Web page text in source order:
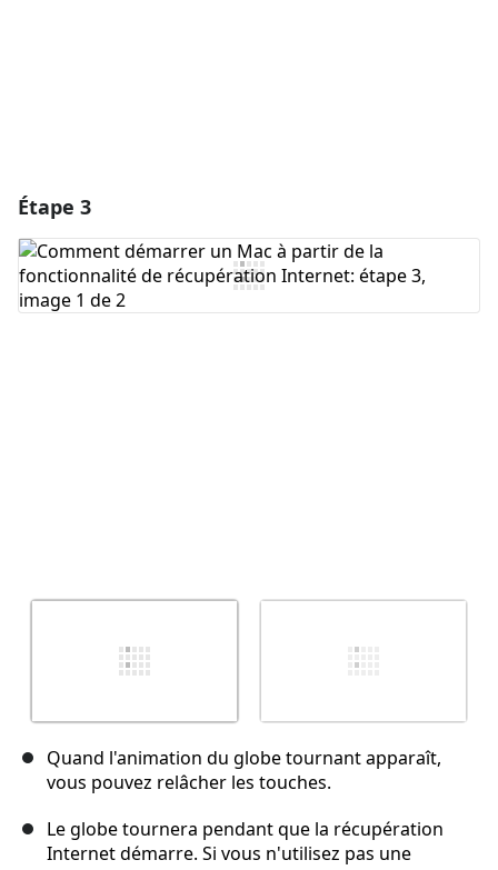
Étape 3
Quand l'animation du globe tournant apparaît,
vous pouvez relâcher les touches.
Le globe tournera pendant que la récupération
Internet démarre. Si vous n'utilisez pas une